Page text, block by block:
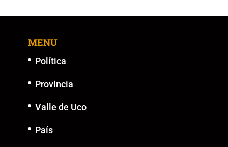
MENU
Política
Provincia
Valle de Uco
País